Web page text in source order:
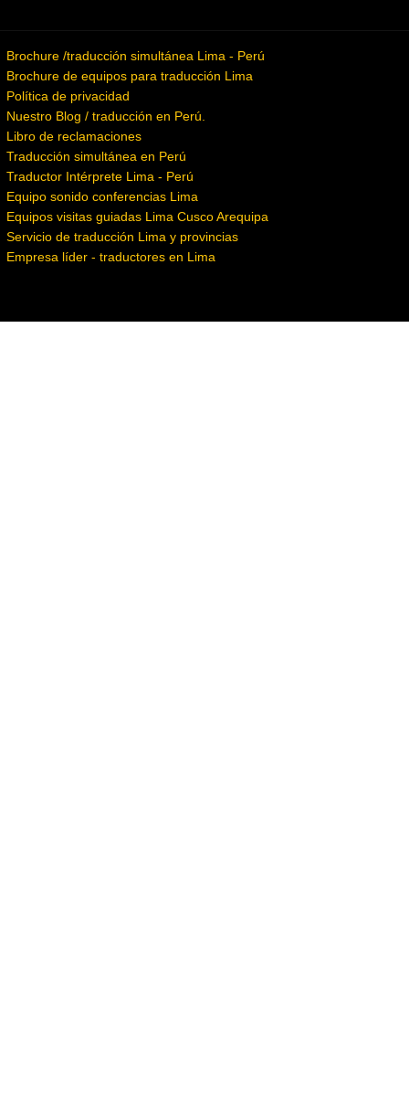
Brochure /traducción simultánea Lima - Perú
Brochure de equipos para traducción Lima
Política de privacidad
Nuestro Blog / traducción en Perú.
Libro de reclamaciones
Traducción simultánea en Perú
Traductor Intérprete Lima - Perú
Equipo sonido conferencias Lima
Equipos visitas guiadas Lima Cusco Arequipa
Servicio de traducción Lima y provincias
Empresa líder - traductores en Lima